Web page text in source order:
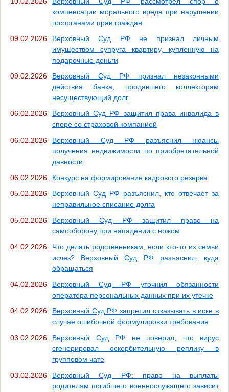
компенсации морального вреда при нарушении
госорганами прав граждан
09.02.2026
Верховный Суд РФ не признал личным
имуществом супруга квартиру, купленную на
подарочные деньги
09.02.2026
Верховный Суд РФ признал незаконными
действия банка, продавшего коллекторам
несуществующий долг
06.02.2026
Верховный Суд РФ защитил права инвалида в
споре со страховой компанией
06.02.2026
Верховный Суд РФ разъяснил нюансы
получения недвижимости по приобретательной
давности
06.02.2026
Конкурс на формирование кадрового резерва
05.02.2026
Верховный Суд РФ разъяснил, кто отвечает за
неправильное списание долга
05.02.2026
Верховный Суд РФ защитил право на
самооборону при нападении с ножом
04.02.2026
Что делать родственникам, если кто-то из семьи
исчез? Верховный Суд РФ разъяснил, куда
обращаться
04.02.2026
Верховный Суд РФ уточнил обязанности
оператора персональных данных при их утечке
04.02.2026
Верховный Суд РФ запретил отказывать в иске в
случае ошибочной формулировки требования
03.02.2026
Верховный Суд РФ не поверил, что вирус
сгенерировал оскорбительную реплику в
групповом чате
03.02.2026
Верховный Суд РФ: право на выплаты
родителям погибшего военнослужащего зависит